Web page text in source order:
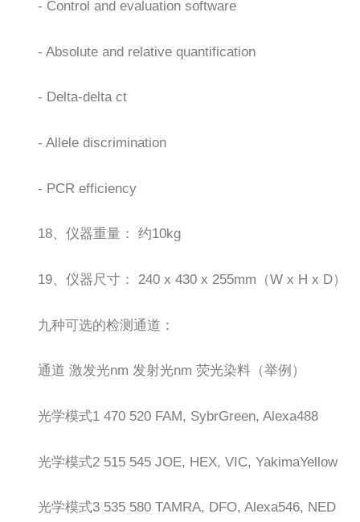
- Control and evaluation software
- Absolute and relative quantification
- Delta-delta ct
- Allele discrimination
- PCR efficiency
18、仪器重量： 约10kg
19、仪器尺寸： 240 x 430 x 255mm（W x H x D）
九种可选的检测通道：
通道 激发光nm 发射光nm 荧光染料（举例）
光学模式1 470 520 FAM, SybrGreen, Alexa488
光学模式2 515 545 JOE, HEX, VIC, YakimaYellow
光学模式3 535 580 TAMRA, DFO, Alexa546, NED